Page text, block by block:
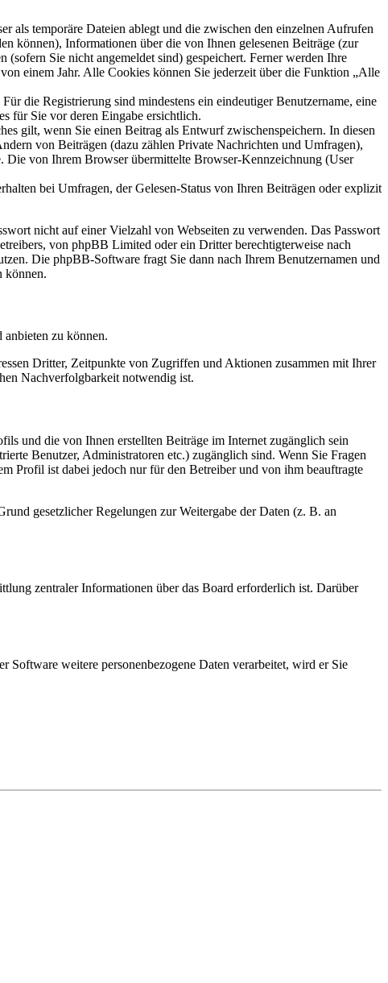
als temporäre Dateien ablegt und die zwischen den einzelnen Aufrufen
können), Informationen über die von Ihnen gelesenen Beiträge (zur
Sie nicht angemeldet sind) gespeichert. Ferner werden Ihre
einem Jahr. Alle Cookies können Sie jederzeit über die Funktion „Alle
die Registrierung sind mindestens ein eindeutiger Benutzername, eine
für Sie vor deren Eingabe ersichtlich.
gilt, wenn Sie einen Beitrag als Entwurf zwischenspeichern. In diesen
von Beiträgen (dazu zählen Private Nachrichten und Umfragen),
Die von Ihrem Browser übermittelte Browser-Kennzeichnung (User
bei Umfragen, der Gelesen-Status von Ihren Beiträgen oder explizit
nicht auf einer Vielzahl von Webseiten zu verwenden. Das Passwort
von phpBB Limited oder ein Dritter berechtigterweise nach
Die phpBB-Software fragt Sie dann nach Ihrem Benutzernamen und
können.
anbieten zu können.
Dritter, Zeitpunkte von Zugriffen und Aktionen zusammen mit Ihrer
Nachverfolgbarkeit notwendig ist.
und die von Ihnen erstellten Beiträge im Internet zugänglich sein
Benutzer, Administratoren etc.) zugänglich sind. Wenn Sie Fragen
Profil ist dabei jedoch nur für den Betreiber und von ihm beauftragte
gesetzlicher Regelungen zur Weitergabe der Daten (z. B. an
zentraler Informationen über das Board erforderlich ist. Darüber
Software weitere personenbezogene Daten verarbeitet, wird er Sie